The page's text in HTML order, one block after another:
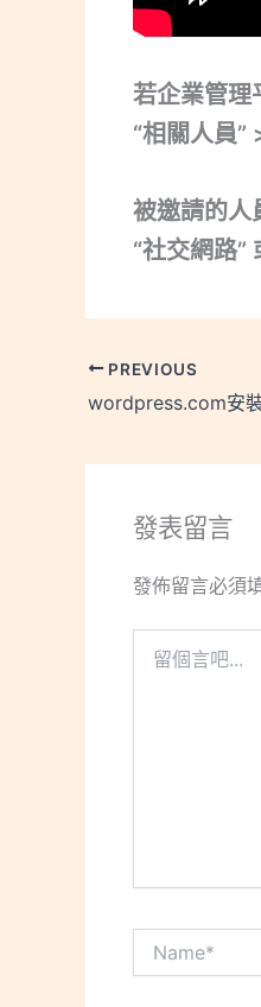
若企業管理
“相關人員”
被邀請的人
“社交網路
PREVIOUS
wordpress.com安
發表留言
發佈留言必須